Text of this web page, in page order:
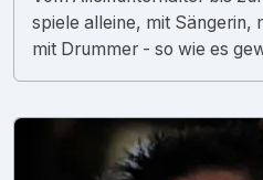
spiele alleine, mit Sängerin,
mit Drummer - so wie es